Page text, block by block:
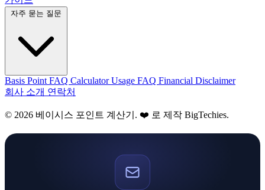
Basis Point FAQ Calculator Usage FAQ Financial Disclaimer
회사 소개 연락처
© 2026 베이시스 포인트 계산기. ❤️ 로 제작 BigTechies.